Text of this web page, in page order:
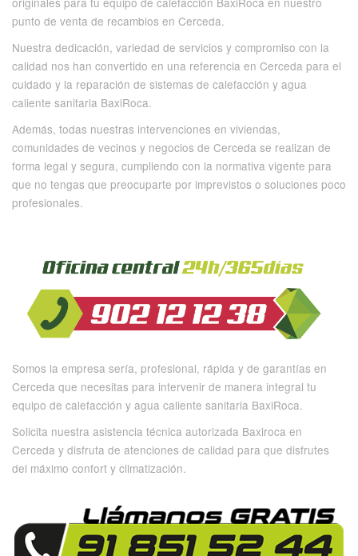
punto de venta de recambios en Cerceda.
Nuestra dedicación, variedad de servicios y compromiso con la
calidad nos han convertido en una referencia en Cerceda para el
cuidado y la reparación de sistemas de calefacción y agua
caliente sanitaria BaxiRoca.
Además, todas nuestras intervenciones en viviendas,
comunidades de vecinos y negocios de Cerceda se realizan de
forma legal y segura, cumpliendo con la normativa vigente para
que no tengas que preocuparte por imprevistos o soluciones poco
profesionales.
Somos la empresa sería, profesional, rápida y de garantías en
Cerceda que necesitas para intervenir de manera integral tu
equipo de calefacción y agua caliente sanitaria BaxiRoca.
Solicita nuestra asistencia técnica autorizada Baxiroca en
Cerceda y disfruta de atenciones de calidad para que disfrutes
del máximo confort y climatización.